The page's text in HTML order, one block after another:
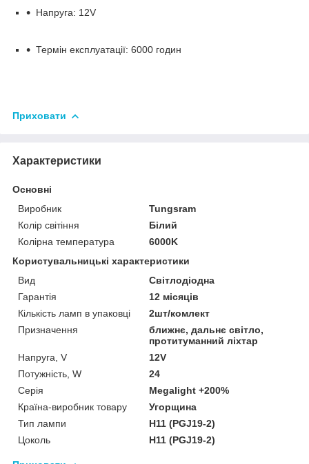
Напруга: 12V
Термін експлуатації: 6000 годин
Приховати
Характеристики
Основні
Виробник
Tungsram
Колір світіння
Білий
Колірна температура
6000K
Користувальницькі характеристики
Вид
Світлодіодна
Гарантія
12 місяців
Кількість ламп в упаковці
2шт/комлект
Призначення
ближнє, дальнє світло,
протитуманний ліхтар
Напруга, V
12V
Потужність, W
24
Серія
Megalight +200%
Країна-виробник товару
Угорщина
Тип лампи
H11 (PGJ19-2)
Цоколь
H11 (PGJ19-2)